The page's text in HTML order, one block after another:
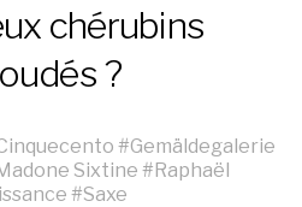
chérubins
?
#Gemäldegalerie
Sixtine #Raphaël
#Saxe